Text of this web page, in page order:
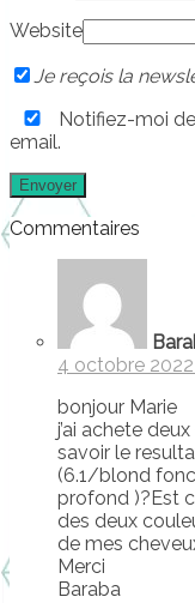
Website
Je reçois la
Notifiez-moi
email.
Commentaires
4 octobre 2022
bonjour Marie
j’ai achete
savoir le
(6.1/blond
profond )?Est
des deux
de mes
Merci
Baraba